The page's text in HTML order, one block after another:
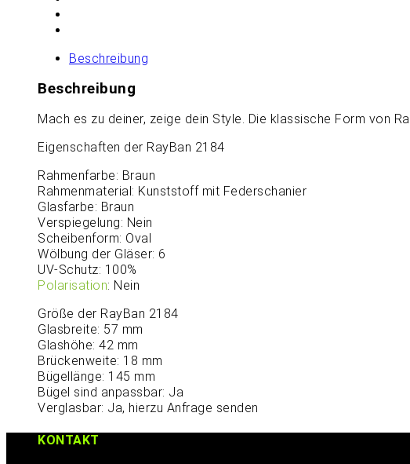
Beschreibung
Beschreibung
Mach es zu deiner, zeige dein Style. Die klassische Form von
Eigenschaften der RayBan 2184
Rahmenfarbe: Braun
Rahmenmaterial: Kunststoff mit Federschanier
Glasfarbe: Braun
Verspiegelung: Nein
Scheibenform: Oval
Wölbung der Gläser: 6
UV-Schutz: 100%
Polarisation: Nein
Größe der RayBan 2184
Glasbreite: 57 mm
Glashöhe: 42 mm
Brückenweite: 18 mm
Bügellänge: 145 mm
Bügel sind anpassbar: Ja
Verglasbar: Ja, hierzu Anfrage senden
KONTAKT